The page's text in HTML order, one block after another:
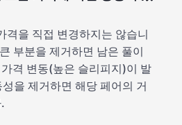
격을 직접 변경하지는 않습니
부분을 제거하면 남은 풀이
격 변동(높은 슬리피지)이 발
을 제거하면 해당 페어의 거